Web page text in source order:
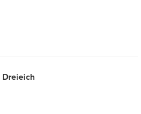
Dreieich